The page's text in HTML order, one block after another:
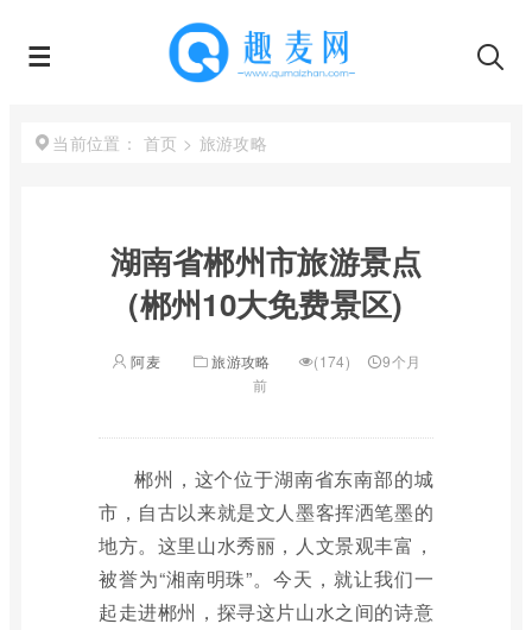
当前位置： 首页 > 旅游攻略
湖南省郴州市旅游景点
(郴州10大免费景区)
阿麦 旅游攻略 (174)
9个月
前
郴州，这个位于湖南省东南部的城
市，自古以来就是文人墨客挥洒笔墨的
地方。这里山水秀丽，人文景观丰富，
被誉为“湘南明珠”。今天，就让我们一
起走进郴州，探寻这片山水之间的诗意